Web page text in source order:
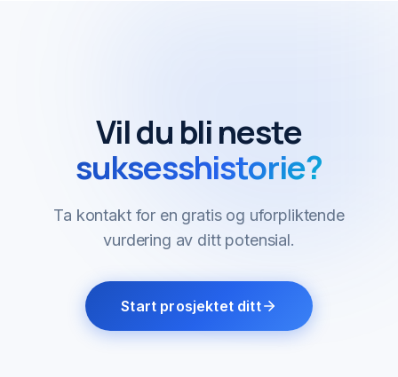
Vil du bli neste
suksesshistorie?
Ta kontakt for en gratis og uforpliktende
vurdering av ditt potensial.
Start prosjektet ditt